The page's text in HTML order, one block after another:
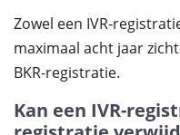
Zowel een IVR-
maximaal acht jaar
BKR-registratie.
Kan een IVR-